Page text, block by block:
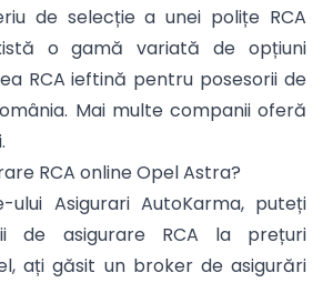
de selecție a unei polițe RCA
o gamă variată de opțiuni
RCA ieftină pentru posesorii de
Mai multe companii oferă
RCA online Opel Astra?
ului Asigurari AutoKarma, puteți
de asigurare RCA la prețuri
ați găsit un broker de asigurări